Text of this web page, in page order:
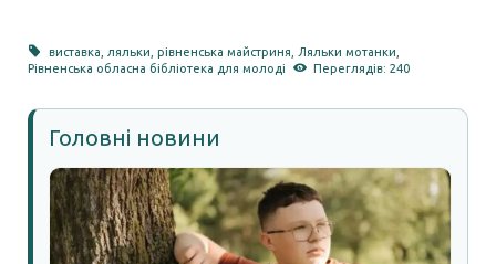
виставка ляльки ,рівненська майстриня Ляльки мотанки
Рівненська обласна бібліотека для молоді
Переглядів: 240
Головні новини